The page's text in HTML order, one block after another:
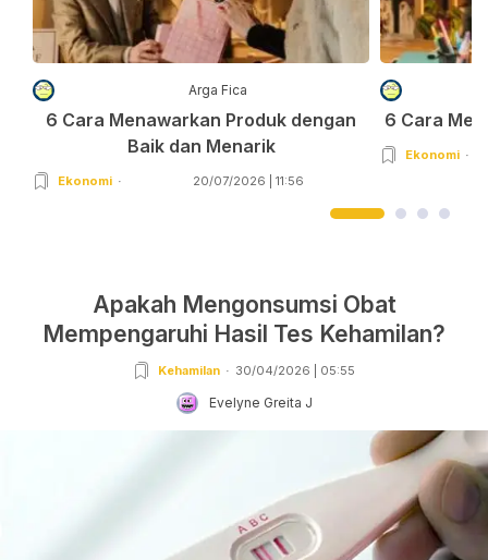
Arga Fica
6 Cara Menawarkan Produk dengan
Baik dan Menarik
Ekonomi 20/07/2026 | 11:56
6 Cara
Ekonomi
Apakah Mengonsumsi Obat
Mempengaruhi Hasil Tes Kehamilan?
Kehamilan 30/04/2026 | 05:55
Evelyne Greita J